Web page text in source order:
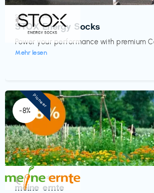
Sport- & Outdoor
STOX Energy Socks
Power your performance with premium
Mehr lesen
€‎
-8%
Küche & Haushalt
meine ernte
€‎
Pioneer